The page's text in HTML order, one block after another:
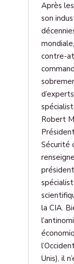
Après
son
contre-
Robert
Sécurité
la CIA.
Unis), il